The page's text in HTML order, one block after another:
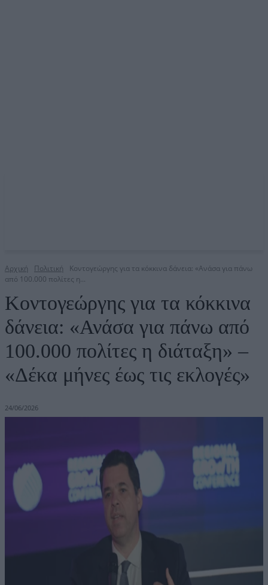
Αρχική Πολιτική
Κοντογεώργης για τα κόκκινα δάνεια: «Ανάσα για πάνω
από 100.000 πολίτες η...
Κοντογεώργης για τα κόκκινα
δάνεια: «Ανάσα για πάνω από
100.000 πολίτες η διάταξη» –
«Δέκα μήνες έως τις εκλογές»
24/06/2026